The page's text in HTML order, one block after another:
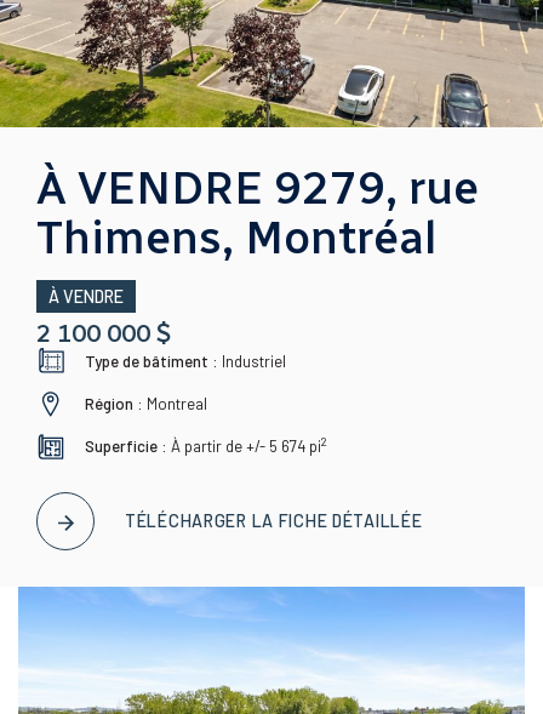
À VENDRE 9279, rue
Thimens, Montréal
À VENDRE
2 100 000 $
Type de bâtiment : Industriel
Région : Montreal
Superficie : À partir de +/- 5 674 pi2
TÉLÉCHARGER LA FICHE DÉTAILLÉE